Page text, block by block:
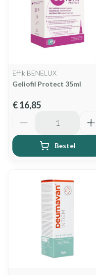
Effik BENELUX
Geliofil Protect 35ml
€ 16,85
Bestel